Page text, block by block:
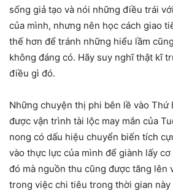
sống giả tạo và nói những điều trái
của mình, nhưng nên học cách giao
thế hơn để tránh những hiểu lầm
không đáng có. Hãy suy nghĩ thật kĩ
điều gì đó.
Những chuyện thị phi bên lề vào Thứ
được vận trình tài lộc may mắn của
nong có dấu hiệu chuyển biến tích
vào thực lực của mình để giành lấy
đó mà nguồn thu cũng được tăng lên
trong việc chi tiêu trong thời gian này